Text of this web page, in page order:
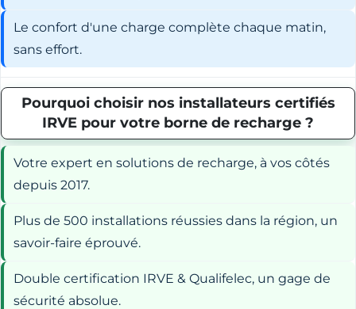
Le confort d'une charge complète chaque matin,
sans effort.
Pourquoi choisir nos installateurs certifiés
IRVE pour votre borne de recharge ?
Votre expert en solutions de recharge, à vos côtés
depuis 2017.
Plus de 500 installations réussies dans la région, un
savoir-faire éprouvé.
Double certification IRVE & Qualifelec, un gage de
sécurité absolue.